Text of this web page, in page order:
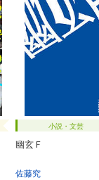
小説・文芸
幽玄Ｆ
佐藤究